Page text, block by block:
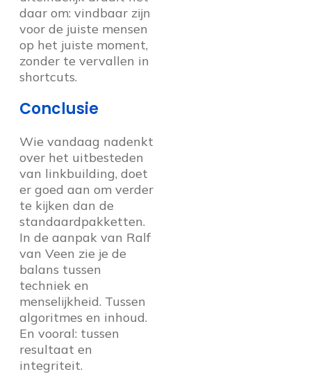
daar om: vindbaar zijn
voor de juiste mensen
op het juiste moment,
zonder te vervallen in
shortcuts.
Conclusie
Wie vandaag nadenkt
over het uitbesteden
van linkbuilding, doet
er goed aan om verder
te kijken dan de
standaardpakketten.
In de aanpak van Ralf
van Veen zie je de
balans tussen
techniek en
menselijkheid. Tussen
algoritmes en inhoud.
En vooral: tussen
resultaat en
integriteit.